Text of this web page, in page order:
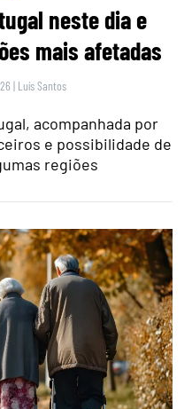
neste dia e
mais afetadas
| Luís Santos
acompanhada por
e possibilidade de
regiões